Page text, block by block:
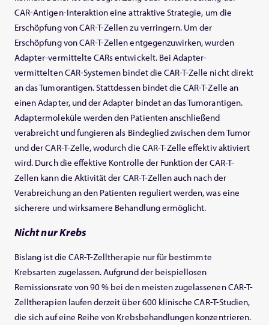
CAR-Antigen-Interaktion eine attraktive Strategie, um die
Erschöpfung von CAR-T-Zellen zu verringern. Um der
Erschöpfung von CAR-T-Zellen entgegenzuwirken, wurden
Adapter-vermittelte CARs entwickelt. Bei Adapter-
vermittelten CAR-Systemen bindet die CAR-T-Zelle nicht direkt
an das Tumorantigen. Stattdessen bindet die CAR-T-Zelle an
einen Adapter, und der Adapter bindet an das Tumorantigen.
Adaptermoleküle werden den Patienten anschließend
verabreicht und fungieren als Bindeglied zwischen dem Tumor
und der CAR-T-Zelle, wodurch die CAR-T-Zelle effektiv aktiviert
wird. Durch die effektive Kontrolle der Funktion der CAR-T-
Zellen kann die Aktivität der CAR-T-Zellen auch nach der
Verabreichung an den Patienten reguliert werden, was eine
sicherere und wirksamere Behandlung ermöglicht.
Nicht nur Krebs
Bislang ist die CAR-T-Zelltherapie nur für bestimmte
Krebsarten zugelassen. Aufgrund der beispiellosen
Remissionsrate von 90 % bei den meisten zugelassenen CAR-T-
Zelltherapien laufen derzeit über 600 klinische CAR-T-Studien,
die sich auf eine Reihe von Krebsbehandlungen konzentrieren.